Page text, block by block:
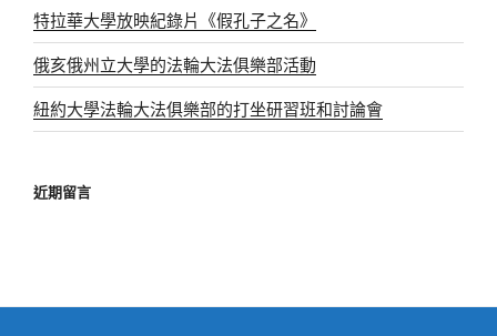
特拉華大學放映紀錄片《假孔子之名》
俄亥俄州立大學的法輪大法俱樂部活動
紐約大學法輪大法俱樂部的打坐研習班和討論會
近期留言